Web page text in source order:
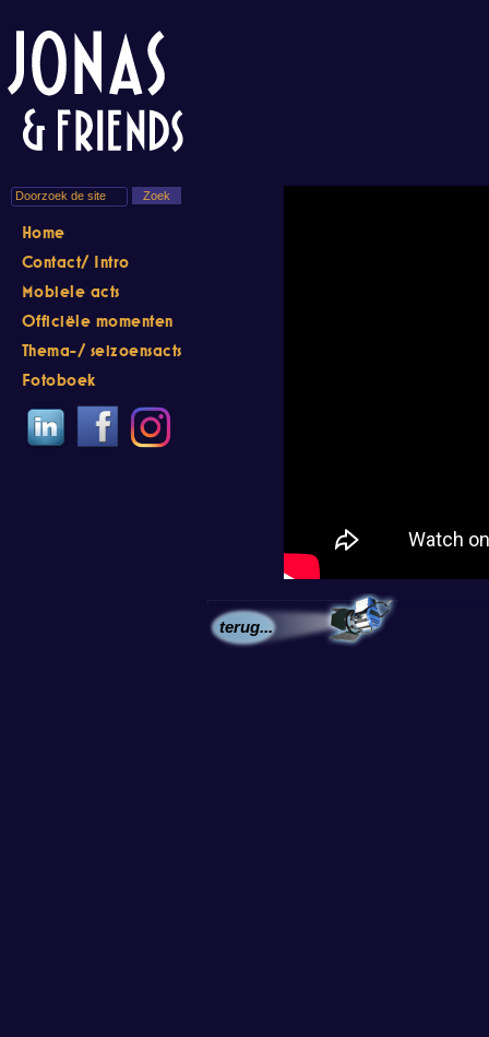
Home
Contact/ Intro
Mobiele acts
Officiële momenten
Thema-/ seizoensacts
Fotoboek
terug...